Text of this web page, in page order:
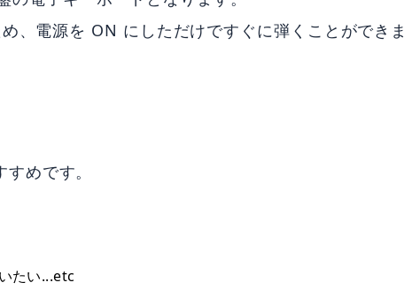
、電源を ON にしただけですぐに弾くことができま
めです。
たい...etc